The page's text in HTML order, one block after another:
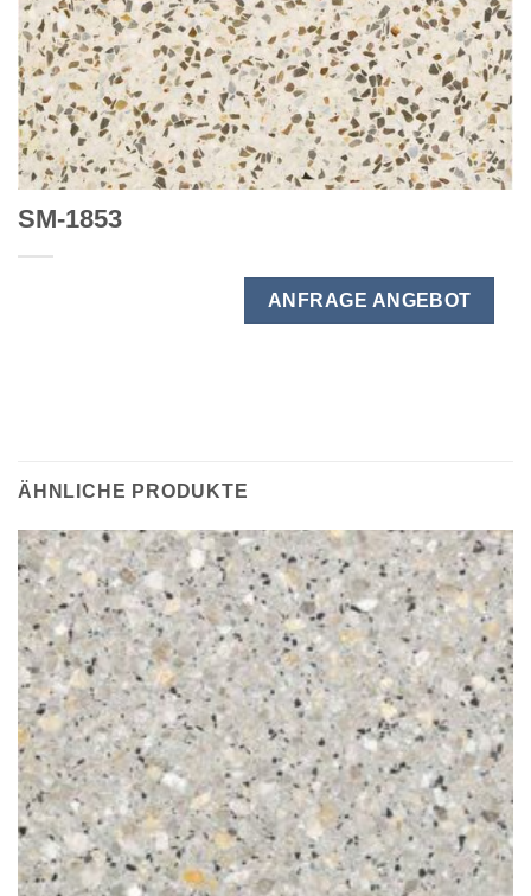
SM-1853
ANFRAGE ANGEBOT
ÄHNLICHE PRODUKTE